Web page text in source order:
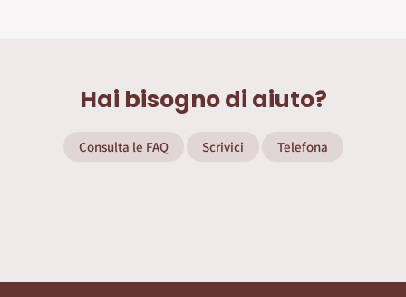
Hai bisogno di aiuto?
Consulta le FAQ Scrivici Telefona